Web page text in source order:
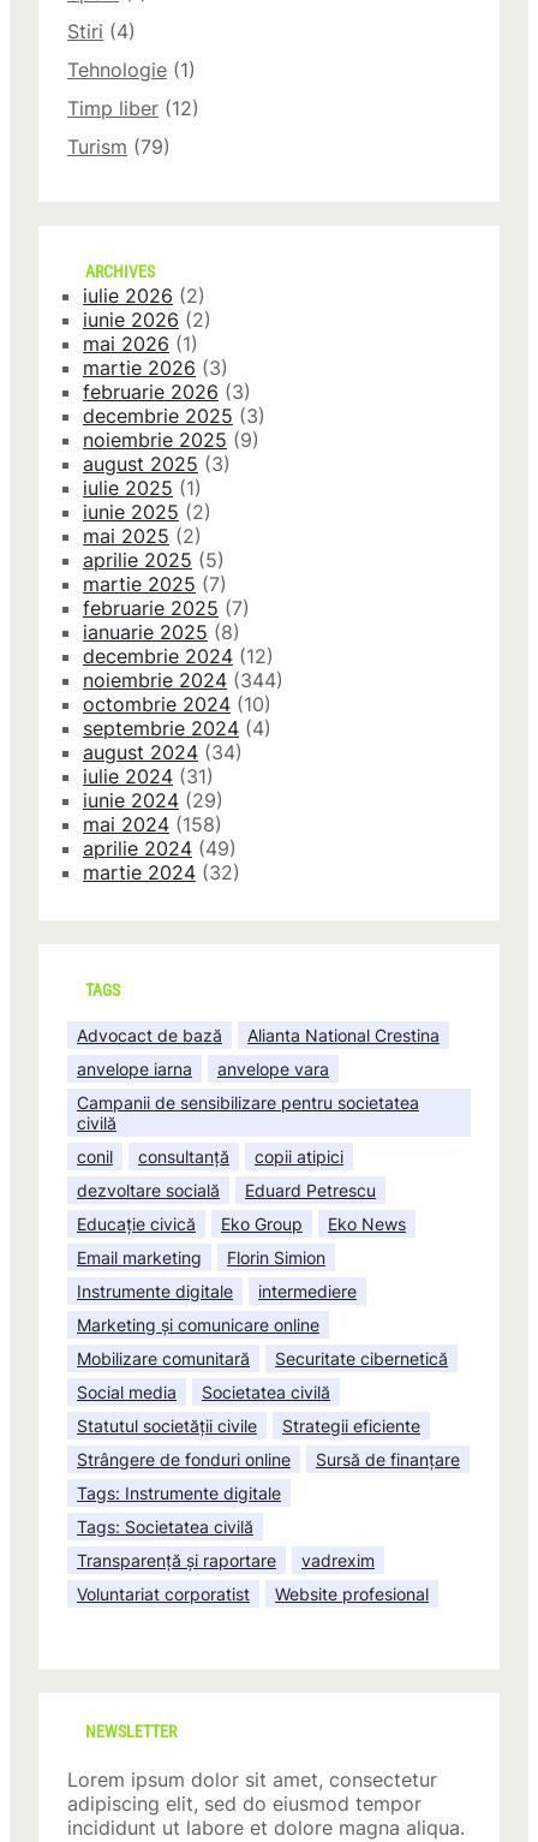
Stiri (4)
Tehnologie (1)
Timp liber (12)
Turism (79)
ARCHIVES
iulie 2026 (2)
iunie 2026 (2)
mai 2026 (1)
martie 2026 (3)
februarie 2026 (3)
decembrie 2025 (3)
noiembrie 2025 (9)
august 2025 (3)
iulie 2025 (1)
iunie 2025 (2)
mai 2025 (2)
aprilie 2025 (5)
martie 2025 (7)
februarie 2025 (7)
ianuarie 2025 (8)
decembrie 2024 (12)
noiembrie 2024 (344)
octombrie 2024 (10)
septembrie 2024 (4)
august 2024 (34)
iulie 2024 (31)
iunie 2024 (29)
mai 2024 (158)
aprilie 2024 (49)
martie 2024 (32)
TAGS
Advocact de bază
Alianta National Crestina
anvelope iarna
anvelope vara
Campanii de sensibilizare pentru societatea
civilă
conil
consultanță
copii atipici
dezvoltare socială
Eduard Petrescu
Educație civică
Eko Group
Eko News
Email marketing
Florin Simion
Instrumente digitale
intermediere
Marketing și comunicare online
Mobilizare comunitară
Securitate cibernetică
Social media
Societatea civilă
Statutul societății civile
Strategii eficiente
Strângere de fonduri online
Sursă de finanțare
Tags: Instrumente digitale
Tags: Societatea civilă
Transparență și raportare
vadrexim
Voluntariat corporatist
Website profesional
NEWSLETTER
Lorem ipsum dolor sit amet, consectetur
adipiscing elit, sed do eiusmod tempor
incididunt ut labore et dolore magna aliqua.